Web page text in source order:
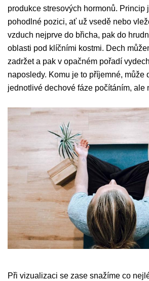
produkce stresových hormonů. Princip
pohodlné pozici, ať už vsedě nebo
vzduch nejprve do břicha, pak do
oblasti pod klíčními kostmi. Dech
zadržet a pak v opačném pořadí
naposledy. Komu je to příjemné, může
jednotlivé dechové fáze počítáním, ale
Při vizualizaci se zase snažíme co